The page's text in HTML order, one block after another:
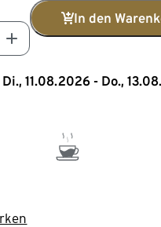
In den
Di., 11.08.2026 - Do.,